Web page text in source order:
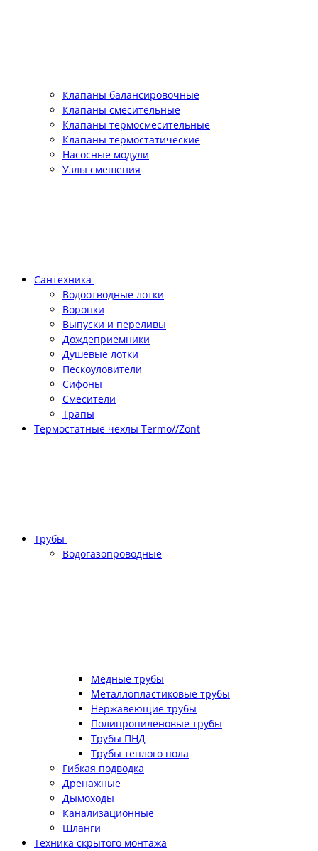
Клапаны балансировочные
Клапаны смесительные
Клапаны термосмесительные
Клапаны термостатические
Насосные модули
Узлы смешения
Сантехника
Водоотводные лотки
Воронки
Выпуски и переливы
Дождеприемники
Душевые лотки
Пескоуловители
Сифоны
Смесители
Трапы
Термостатные чехлы Termo//Zont
Трубы
Водогазопроводные
Медные трубы
Металлопластиковые трубы
Нержавеющие трубы
Полипропиленовые трубы
Трубы ПНД
Трубы теплого пола
Гибкая подводка
Дренажные
Дымоходы
Канализационные
Шланги
Техника скрытого монтажа